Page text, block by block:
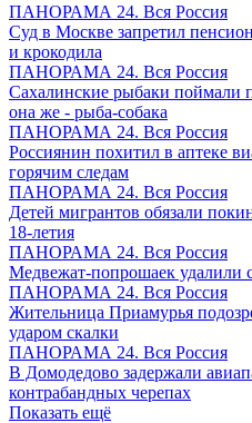
ПАНОРАМА 24. Вся Россия
Суд в Москве запретил
и крокодила
ПАНОРАМА 24. Вся Россия
Сахалинские рыбаки поймали
она же - рыба-собака
ПАНОРАМА 24. Вся Россия
Россиянин похитил в аптеке
горячим следам
ПАНОРАМА 24. Вся Россия
Детей мигрантов обязали
18-летия
ПАНОРАМА 24. Вся Россия
Медвежат-попрошаек удалили
ПАНОРАМА 24. Вся Россия
Жительница Приамурья
ударом скалки
ПАНОРАМА 24. Вся Россия
В Домодедово задержали
контрабандных черепах
Показать ещё